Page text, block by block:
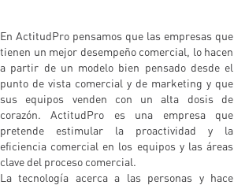
En ActitudPro pensamos que las empresas que
tienen un mejor desempeño comercial, lo hacen
a partir de un modelo bien pensado desde el
punto de vista comercial y de marketing y que
sus equipos venden con un alta dosis de
corazón. ActitudPro es una empresa que
pretende estimular la proactividad y la
eficiencia comercial en los equipos y las áreas
clave del proceso comercial.
La tecnología acerca a las personas y hace